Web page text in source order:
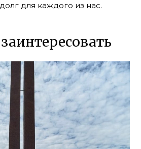
для каждого из нас.